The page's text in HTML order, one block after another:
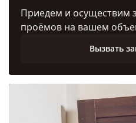
Приедем и осуществим
проёмов на вашем
Вызвать